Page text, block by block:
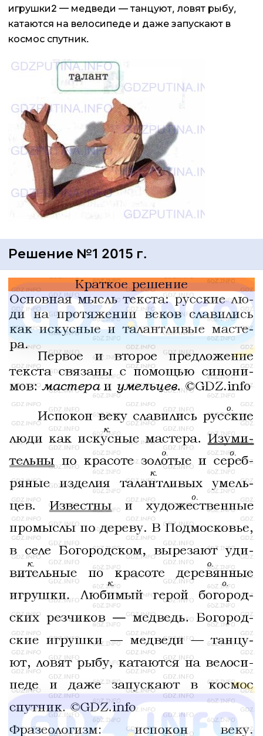
игрушки2 — медведи — танцуют, ловят рыбу,
катаются на велосипеде и даже запускают в
космос спутник.
Решение №1 2015 г.